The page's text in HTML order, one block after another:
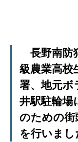
長野南防
級農業高校
署、地元ボ
井駅駐輪場
のための街
を行いまし